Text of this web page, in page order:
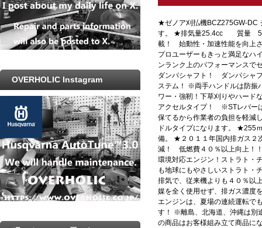
★ゼノア刈払機BCZ275GW-DC
す。 ★排気量25.4cc 質量
載！ 始動性・加速性能を向上
プロユーザーもきっと満足なハ
ンランク上のパフォーマンスで
ダンパシャフト！ ダンパシャ
ステム！ ※両手ハンドルは防振
ワー・強靭！下草刈りやハード
アクセルタイプ！ ※STレバー
保てるから作業者の負担を軽減
ドルタイプになります。 ★255
備。 ★２０１１年国内排ガス２
減！ 低燃費４０％以上向上！
環境対応エンジン！ストラト・
も地球にもやさしいストラト・
排気で、従来機よりも４０％以
媒を全く使用せず、排ガス濃度
エンジンは、夏場の連続運転で
す！ ※離島、北海道、沖縄は別
の商品はお客様組み立て商品に
OVERHOLIC Instagram